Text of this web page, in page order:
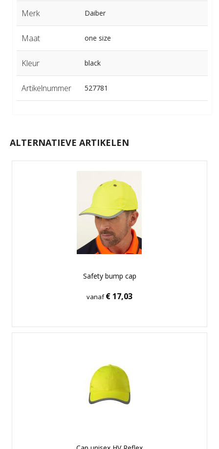
Merk Daiber
Maat one size
Kleur black
Artikelnummer 527781
ALTERNATIEVE ARTIKELEN
Safety bump cap
vanaf€ 17,03